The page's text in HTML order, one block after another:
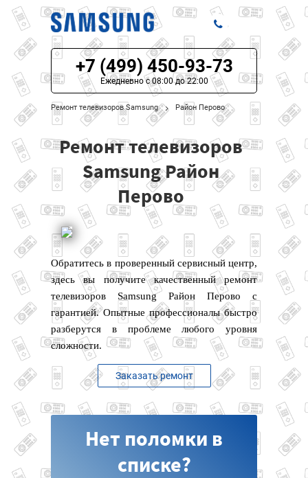
ЦЕНЫ НА РЕМОНТ
О СЕРВИСЕ
МОДЕЛИ SAMSUNG
НАШИ КОНТАКТЫ
+7 (499) 450-93-73
Ежедневно с 08:00 до 22:00
Ремонт телевизоров Samsung Район Перово
Ремонт телевизоров
Samsung Район
Перово
Обратитесь в проверенный сервисный центр,
здесь вы получите качественный ремонт
телевизоров Samsung Район Перово с
гарантией. Опытные профессионалы быстро
разберутся в проблеме любого уровня
сложности.
Заказать ремонт
Нет поломки в
списке?